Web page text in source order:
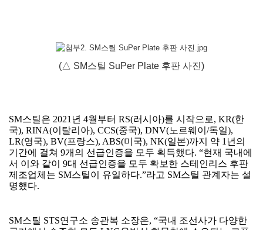
(△ SM스틸 SuPer Plate 후판 사진)
SM스틸은 2021 년 4월부터 RS(러시아)를 시작으로, KR(한
국), RINA(이탈리아), CCS(중국), DNV(노르웨이 /독일),
LR(영국), BV(프랑스), ABS(미국), NK(일본)까지 약 1 년의
기간에 걸쳐 9개의 선급인증을 모두 획득했다. “현재 국내에
서 이와 같이 9대 선급인증을 모두 확보한 스테인리스 후판
제조업체는 SM스틸이 유일하다.”라고 SM스틸 관계자는 설
명했다.
SM스틸 STS연구소 송관복 소장은, “국내 조선사가 다양한